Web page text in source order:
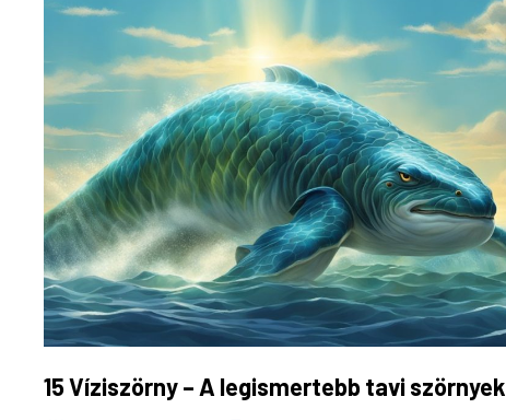
15 Víziszörny – A legismertebb tavi szörnyek